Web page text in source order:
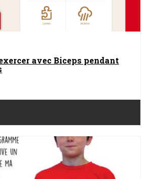
avec Biceps pendant